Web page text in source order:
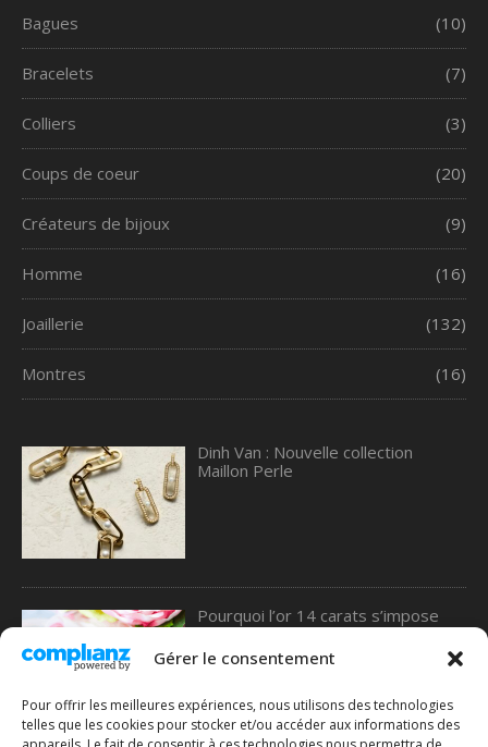
Gérer le consentement
Pour offrir les meilleures expériences, nous utilisons des technologies
telles que les cookies pour stocker et/ou accéder aux informations des
Bagues (10)
Bracelets (7)
Colliers (3)
Coups de coeur (20)
Créateurs de bijoux (9)
Homme (16)
Joaillerie (132)
Montres (16)
Dinh Van : Nouvelle collection
Maillon Perle
Pourquoi l’or 14 carats s’impose
comme le meilleur choix pour les
alliances, selon une étude de 77
Diamonds